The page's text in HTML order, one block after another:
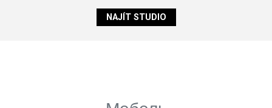
NAJÍT STUDIO